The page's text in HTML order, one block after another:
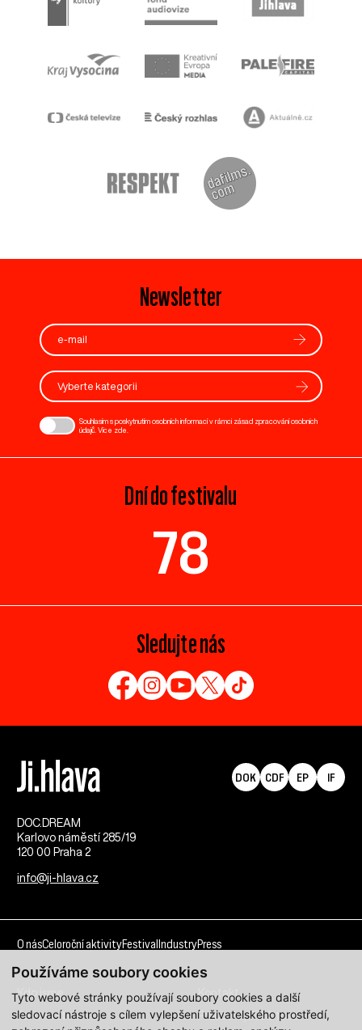
Používáme soubory cookies
Tyto webové stránky používají soubory cookies a další
sledovací nástroje s cílem vylepšení uživatelského prostředí,
Newsletter
Vyberte kategorii
Souhlasím s poskytnutím osobních informací v rámci zásad zpracování osobních
údajů. Více zde
Dní do festivalu
78
Sledujte nás
DOC.DREAM​
Karlovo náměstí 285/19
120 00 Praha 2
info@ji-hlava.cz
DOK CDF EP IF
O násCeloroční aktivityFestival IndustryPress
Kdo jsme
Kontakt
Partnerství
Pracovní příležitosti